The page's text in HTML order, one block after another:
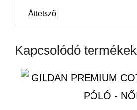
Áttetsző
Kapcsolódó termékek